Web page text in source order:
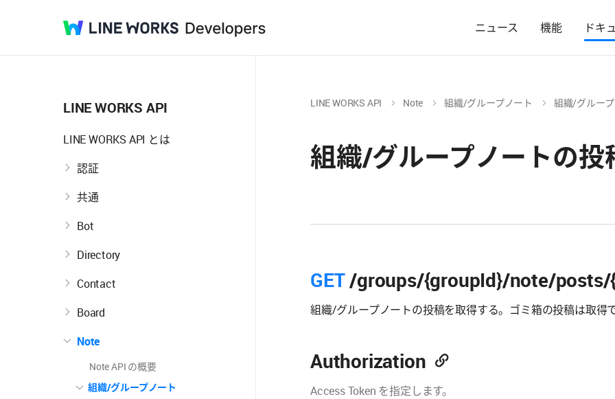
LINE
WORKS
Developers ニュース 機能 ドキ
LINE WORKS API
LINE WORKS API とは
認証
共通
Bot
Directory
Contact
Board
Note
Note API の概要
組織/グループノート
LINE WORKS API Note 組織/グループノート 組織/グルー
組織/グループノートの投
GET/groups/{groupId}/note/posts/
組織/グループノートの投稿を取得する。ゴミ箱の投稿は取得
Authorization
Access Token を指定します。